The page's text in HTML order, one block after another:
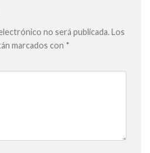
no será publicada.Los
marcados con *